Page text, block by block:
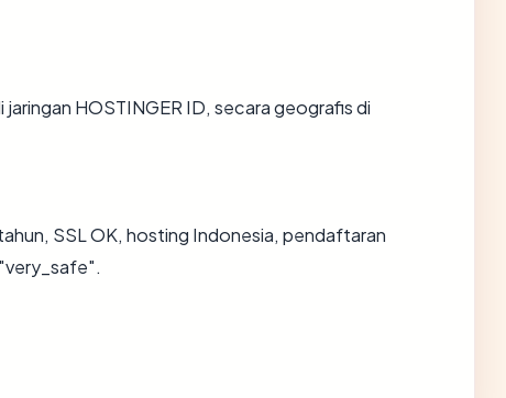
jaringan HOSTINGER ID, secara geografis di
SSL OK, hosting Indonesia, pendaftaran